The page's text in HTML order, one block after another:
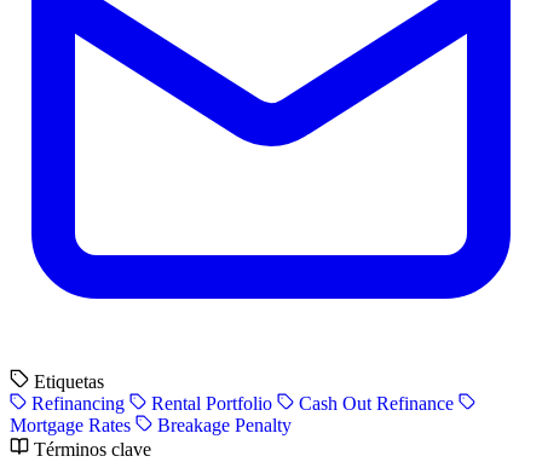
Etiquetas
Refinancing
Rental Portfolio
Cash Out Refinance
Mortgage Rates
Breakage Penalty
Términos clave